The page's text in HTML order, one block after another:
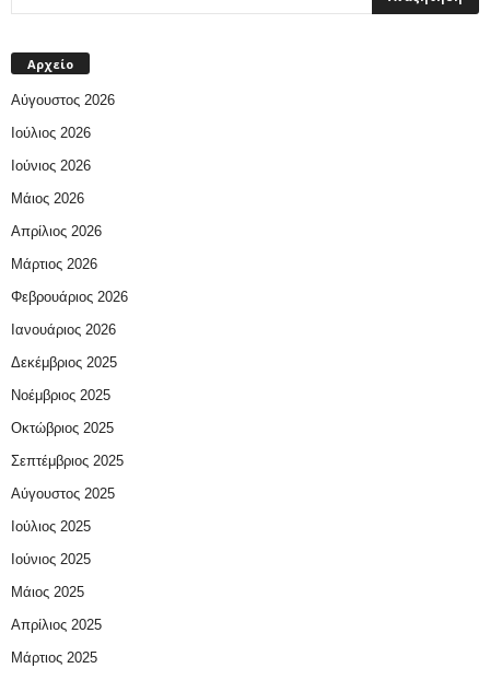
Αρχείο
Αύγουστος 2026
Ιούλιος 2026
Ιούνιος 2026
Μάιος 2026
Απρίλιος 2026
Μάρτιος 2026
Φεβρουάριος 2026
Ιανουάριος 2026
Δεκέμβριος 2025
Νοέμβριος 2025
Οκτώβριος 2025
Σεπτέμβριος 2025
Αύγουστος 2025
Ιούλιος 2025
Ιούνιος 2025
Μάιος 2025
Απρίλιος 2025
Μάρτιος 2025